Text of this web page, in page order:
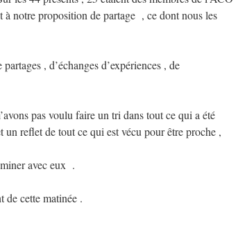
notre proposition de partage , ce dont nous les
, d’échanges d’expériences , de
pas voulu faire un tri dans tout ce qui a été
un reflet de tout ce qui est vécu pour être proche ,
avec eux .
de cette matinée .